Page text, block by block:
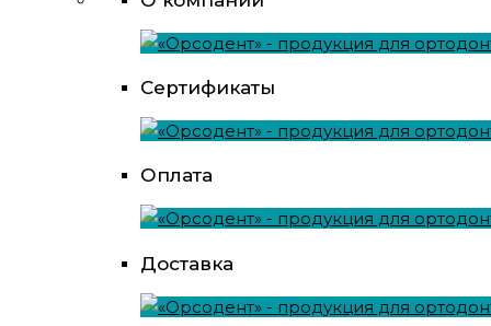
Сертификаты
Оплата
Доставка